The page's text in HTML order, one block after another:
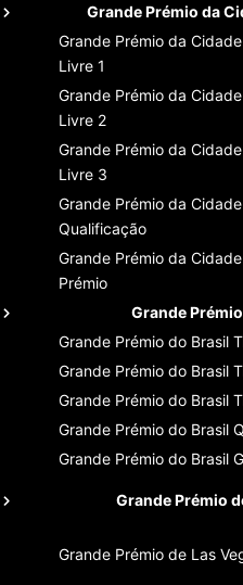
Grande Prémio da
Grande Prémio da
Livre 1
Grande Prémio da
Livre 2
Grande Prémio da
Livre 3
Grande Prémio da
Qualificação
Grande Prémio da
Prémio
Grande
Grande Prémio do Brasil
Grande Prémio do Brasil
Grande Prémio do Brasil
Grande Prémio do Brasil
Grande Prémio do Brasil
Grande Prémio
Grande Prémio de Las